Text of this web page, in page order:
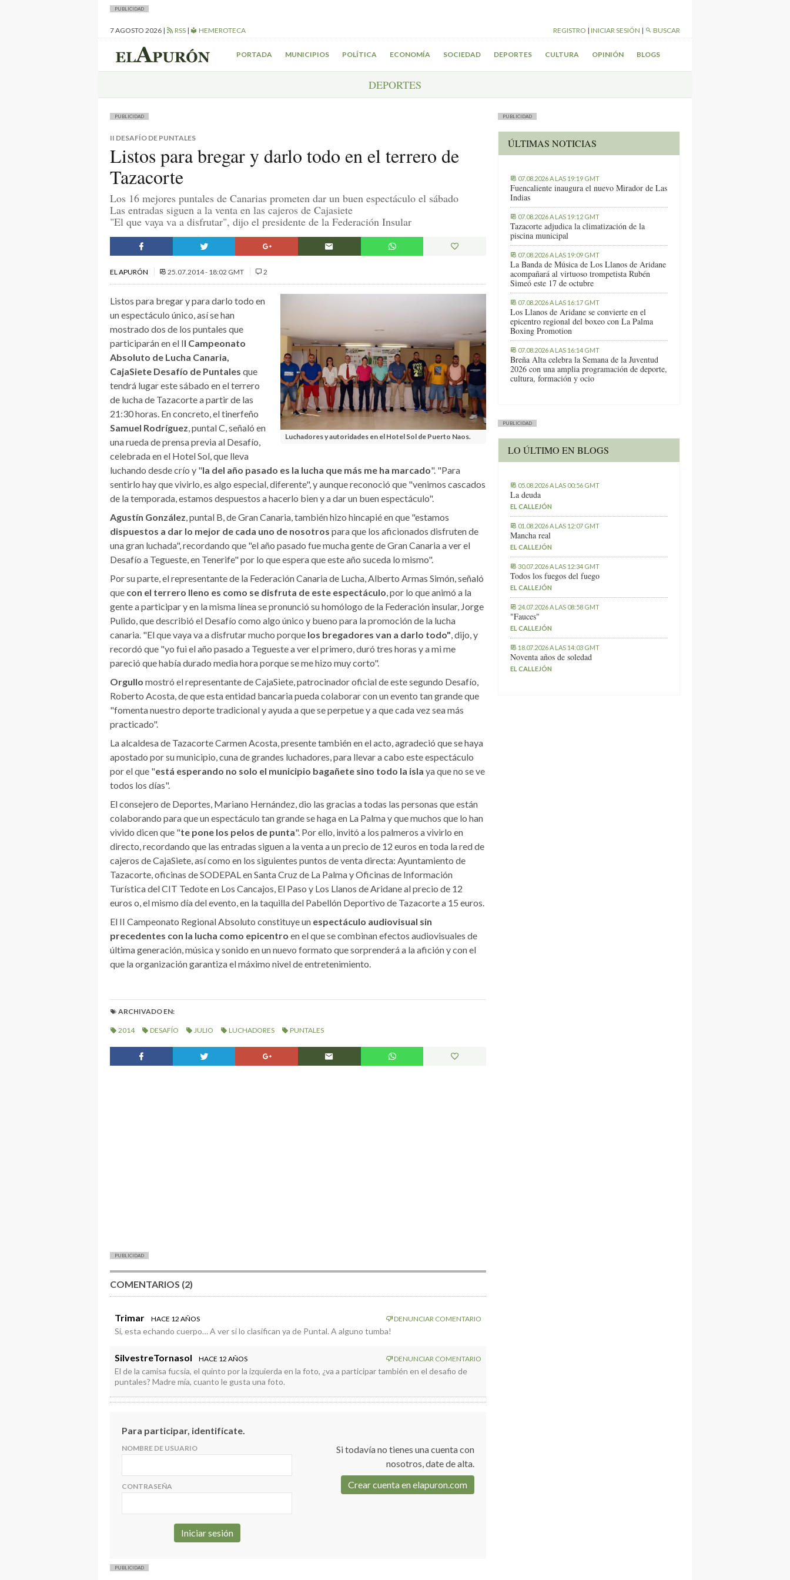
PUBLICIDAD
7 AGOSTO 2026 | RSS | HEMEROTECA REGISTRO | INICIAR SESIÓN | BUSCAR
PORTADA MUNICIPIOS POLÍTICA ECONOMÍA SOCIEDAD DEPORTES CULTURA OPINIÓN BLOGS
DEPORTES
PUBLICIDAD
II DESAFÍO DE PUNTALES
Listos para bregar y darlo todo en el terrero de
Tazacorte
Los 16 mejores puntales de Canarias prometen dar un buen espectáculo el sábado
Las entradas siguen a la venta en las cajeros de Cajasiete
"El que vaya va a disfrutar", dijo el presidente de la Federación Insular
EL APURÓN 25.07.2014 - 18:02 GMT 2
Luchadores y autoridades en el Hotel Sol de Puerto Naos.
Listos para bregar y para darlo todo en
un espectáculo único, así se han
mostrado dos de los puntales que
participarán en el II Campeonato
Absoluto de Lucha Canaria,
CajaSiete Desafío de Puntales que
tendrá lugar este sábado en el terrero
de lucha de Tazacorte a partir de las
21:30 horas. En concreto, el tinerfeño
Samuel Rodríguez, puntal C, señaló en
una rueda de prensa previa al Desafío,
celebrada en el Hotel Sol, que lleva
luchando desde crío y "la del año pasado es la lucha que más me ha marcado". "Para
sentirlo hay que vivirlo, es algo especial, diferente", y aunque reconoció que "venimos cascados
de la temporada, estamos despuestos a hacerlo bien y a dar un buen espectáculo".
Agustín González, puntal B, de Gran Canaria, también hizo hincapié en que "estamos
dispuestos a dar lo mejor de cada uno de nosotros para que los aficionados disfruten de
una gran luchada", recordando que "el año pasado fue mucha gente de Gran Canaria a ver el
Desafío a Tegueste, en Tenerife" por lo que espera que este año suceda lo mismo".
Por su parte, el representante de la Federación Canaria de Lucha, Alberto Armas Simón, señaló
que con el terrero lleno es como se disfruta de este espectáculo, por lo que animó a la
gente a participar y en la misma línea se pronunció su homólogo de la Federación insular, Jorge
Pulido, que describió el Desafío como algo único y bueno para la promoción de la lucha
canaria. "El que vaya va a disfrutar mucho porque los bregadores van a darlo todo", dijo, y
recordó que "yo fui el año pasado a Tegueste a ver el primero, duró tres horas y a mi me
pareció que había durado media hora porque se me hizo muy corto".
Orgullo mostró el representante de CajaSiete, patrocinador oficial de este segundo Desafío,
Roberto Acosta, de que esta entidad bancaria pueda colaborar con un evento tan grande que
"fomenta nuestro deporte tradicional y ayuda a que se perpetue y a que cada vez sea más
practicado".
La alcaldesa de Tazacorte Carmen Acosta, presente también en el acto, agradeció que se haya
apostado por su municipio, cuna de grandes luchadores, para llevar a cabo este espectáculo
por el que "está esperando no solo el municipio bagañete sino todo la isla ya que no se ve
todos los días".
El consejero de Deportes, Mariano Hernández, dio las gracias a todas las personas que están
colaborando para que un espectáculo tan grande se haga en La Palma y que muchos que lo han
vivido dicen que "te pone los pelos de punta". Por ello, invitó a los palmeros a vivirlo en
directo, recordando que las entradas siguen a la venta a un precio de 12 euros en toda la red de
cajeros de CajaSiete, así como en los siguientes puntos de venta directa: Ayuntamiento de
Tazacorte, oficinas de SODEPAL en Santa Cruz de La Palma y Oficinas de Información
Turística del CIT Tedote en Los Cancajos, El Paso y Los Llanos de Aridane al precio de 12
euros o, el mismo día del evento, en la taquilla del Pabellón Deportivo de Tazacorte a 15 euros.
El II Campeonato Regional Absoluto constituye un espectáculo audiovisual sin
precedentes con la lucha como epicentro en el que se combinan efectos audiovisuales de
última generación, música y sonido en un nuevo formato que sorprenderá a la afición y con el
que la organización garantiza el máximo nivel de entretenimiento.
ARCHIVADO EN:
2014 DESAFÍO JULIO LUCHADORES PUNTALES
PUBLICIDAD
COMENTARIOS (2)
Trimar HACE 12 AÑOS DENUNCIAR COMENTARIO
Si, esta echando cuerpo… A ver si lo clasifican ya de Puntal. A alguno tumba!
SilvestreTornasol HACE 12 AÑOS DENUNCIAR COMENTARIO
El de la camisa fucsia, el quinto por la izquierda en la foto, ¿va a participar también en el desafio de
puntales? Madre mía, cuanto le gusta una foto.
Para participar, identifícate.
NOMBRE DE USUARIO
CONTRASEÑA
Si todavía no tienes una cuenta con
nosotros, date de alta.
Crear cuenta en elapuron.com
PUBLICIDAD
ÚLTIMAS NOTICIAS
07.08.2026 A LAS 19:19 GMT
Fuencaliente inaugura el nuevo Mirador de Las
Indias
07.08.2026 A LAS 19:12 GMT
Tazacorte adjudica la climatización de la
piscina municipal
07.08.2026 A LAS 19:09 GMT
La Banda de Música de Los Llanos de Aridane
acompañará al virtuoso trompetista Rubén
Simeó este 17 de octubre
07.08.2026 A LAS 16:17 GMT
Los Llanos de Aridane se convierte en el
epicentro regional del boxeo con La Palma
Boxing Promotion
07.08.2026 A LAS 16:14 GMT
Breña Alta celebra la Semana de la Juventud
2026 con una amplia programación de deporte,
cultura, formación y ocio
PUBLICIDAD
LO ÚLTIMO EN BLOGS
05.08.2026 A LAS 00:56 GMT
La deuda
EL CALLEJÓN
01.08.2026 A LAS 12:07 GMT
Mancha real
EL CALLEJÓN
30.07.2026 A LAS 12:34 GMT
Todos los fuegos del fuego
EL CALLEJÓN
24.07.2026 A LAS 08:58 GMT
"Fauces"
EL CALLEJÓN
18.07.2026 A LAS 14:03 GMT
Noventa años de soledad
EL CALLEJÓN
PUBLICIDAD